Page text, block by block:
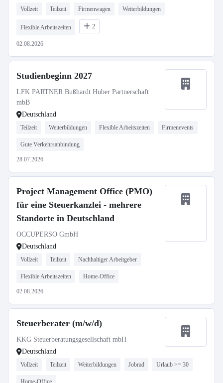
Vollzeit Teilzeit Firmenwagen Weiterbildungen
Flexible Arbeitszeiten 2
02.08.2026
Studienbeginn 2027
LFK PARTNER Bußhardt Huber Partnerschaft
mbB
Deutschland
Teilzeit Weiterbildungen Flexible Arbeitszeiten Firmenevents
Gute Verkehrsanbindung
28.07.2026
Project Management Office (PMO)
für eine Steuerkanzlei - mehrere
Standorte in Deutschland
OCCUPERSO GmbH
Deutschland
Vollzeit Teilzeit Nachhaltiger Arbeitgeber
Flexible Arbeitszeiten Home-Office
02.08.2026
Steuerberater (m/w/d)
KKG Steuerberatungsgesellschaft mbH
Deutschland
Vollzeit Teilzeit Weiterbildungen Jobrad Urlaub >= 30
Home-Office